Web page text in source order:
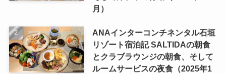
月）
ANAインターコンチネンタル石垣
リゾート宿泊記 SALTIDAの朝食
とクラブラウンジの朝食、そして
ルームサービスの夜食（2025年1